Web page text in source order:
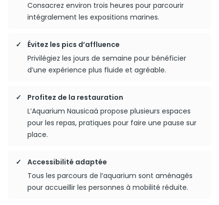
Consacrez environ trois heures pour parcourir
intégralement les expositions marines.
Évitez les pics d’affluence
Privilégiez les jours de semaine pour bénéficier
d’une expérience plus fluide et agréable.
Profitez de la restauration
L’Aquarium Nausicaá propose plusieurs espaces
pour les repas, pratiques pour faire une pause sur
place.
Accessibilité adaptée
Tous les parcours de l’aquarium sont aménagés
pour accueillir les personnes à mobilité réduite.